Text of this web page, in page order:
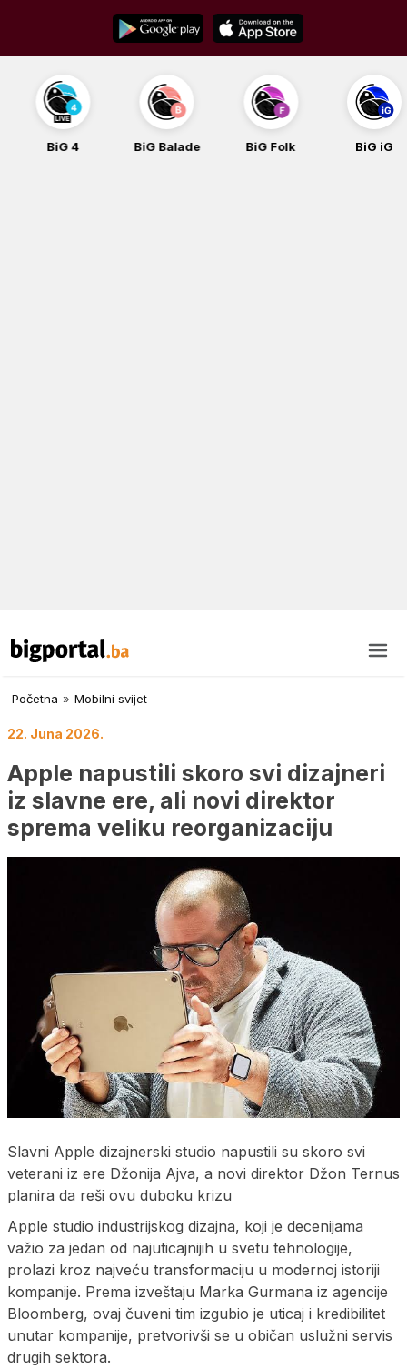
content
BiG 4 BiG Balade BiG Folk BiG iG
Početna » Mobilni svijet
22. Juna 2026.
Apple napustili skoro svi dizajneri
iz slavne ere, ali novi direktor
sprema veliku reorganizaciju
Slavni Apple dizajnerski studio napustili su skoro svi
veterani iz ere Džonija Ajva, a novi direktor Džon Ternus
planira da reši ovu duboku krizu
Apple studio industrijskog dizajna, koji je decenijama
važio za jedan od najuticajnijih u svetu tehnologije,
prolazi kroz najveću transformaciju u modernoj istoriji
kompanije. Prema izveštaju Marka Gurmana iz agencije
Bloomberg, ovaj čuveni tim izgubio je uticaj i kredibilitet
unutar kompanije, pretvorivši se u običan uslužni servis
drugih sektora.